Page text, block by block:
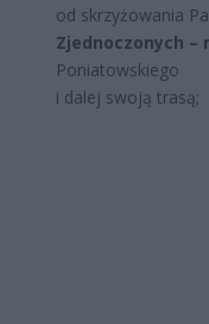
od skrzyżowania
Zjednoczonych –
Poniatowskiego
i dalej swoją trasą;